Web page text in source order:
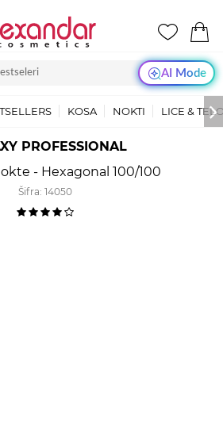
AI Mode
KOSA NOKTI LICE &
PROFESSIONAL
- Hexagonal 100/100
Šifra: 14050